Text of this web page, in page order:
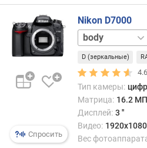
е
и
и
(
A
ш
т
Спросить
Nikon D7000
18-
55
мм18-
105
мм18-
140
мм
D (зеркальные)
Тип камеры:
Матрица: 16.2
Дисплей: 3 ''
Видео:
Вес